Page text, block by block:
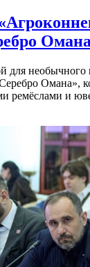
для необычного
Омана»,
ремёслами и